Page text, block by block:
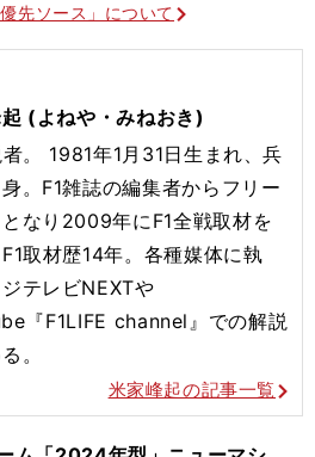
先ソース」について
(よねや・みねおき)
者。 1981年1月31日生まれ、兵
。F1雑誌の編集者からフリー
なり2009年にF1全戦取材を
取材歴14年。各種媒体に執
テレビNEXTや
『F1LIFE channel』での解説
。
米家峰起の記事一覧